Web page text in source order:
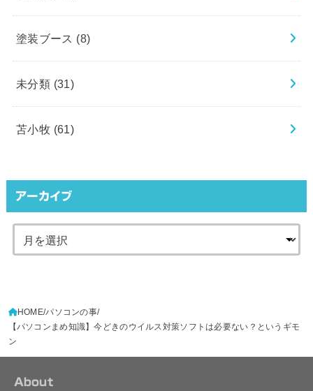
塗装ブース (8)
未分類 (31)
苫小牧 (61)
アーカイブ
HOME パソコンの事
【パソコンまめ知識】今どきのウイルス対策ソフトは必要ない？というギモ
ン
About